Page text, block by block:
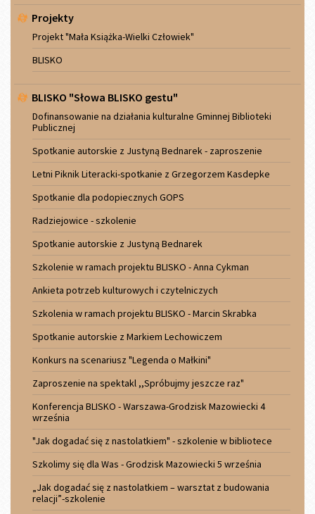
Projekty
Projekt "Mała Książka-Wielki Człowiek"
BLISKO
BLISKO "Słowa BLISKO gestu"
Dofinansowanie na działania kulturalne Gminnej Biblioteki
Publicznej
Spotkanie autorskie z Justyną Bednarek - zaproszenie
Letni Piknik Literacki-spotkanie z Grzegorzem Kasdepke
Spotkanie dla podopiecznych GOPS
Radziejowice - szkolenie
Spotkanie autorskie z Justyną Bednarek
Szkolenie w ramach projektu BLISKO - Anna Cykman
Ankieta potrzeb kulturowych i czytelniczych
Szkolenia w ramach projektu BLISKO - Marcin Skrabka
Spotkanie autorskie z Markiem Lechowiczem
Konkurs na scenariusz "Legenda o Małkini"
Zaproszenie na spektakl ,,Spróbujmy jeszcze raz"
Konferencja BLISKO - Warszawa-Grodzisk Mazowiecki 4
września
"Jak dogadać się z nastolatkiem" - szkolenie w bibliotece
Szkolimy się dla Was - Grodzisk Mazowiecki 5 września
„Jak dogadać się z nastolatkiem – warsztat z budowania
relacji”-szkolenie